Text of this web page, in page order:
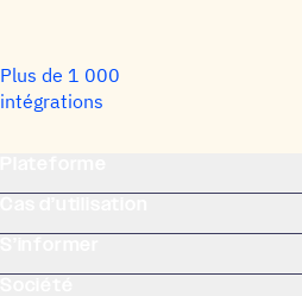
Plus de 1 000
intégrations